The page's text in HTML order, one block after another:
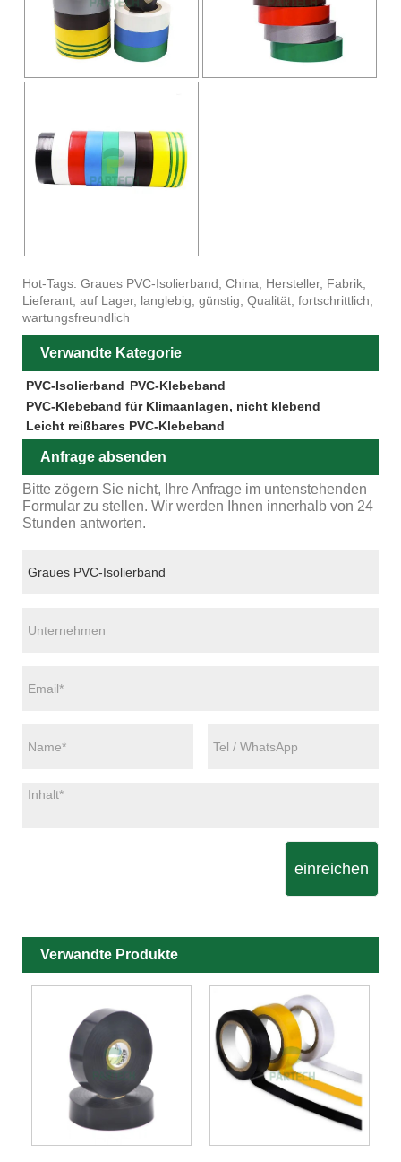
Hot-Tags: Graues PVC-Isolierband, China, Hersteller, Fabrik,
Lieferant, auf Lager, langlebig, günstig, Qualität, fortschrittlich,
wartungsfreundlich
Verwandte Kategorie
PVC-Isolierband PVC-Klebeband
PVC-Klebeband für Klimaanlagen, nicht klebend
Leicht reißbares PVC-Klebeband
Anfrage absenden
Bitte zögern Sie nicht, Ihre Anfrage im untenstehenden
Formular zu stellen. Wir werden Ihnen innerhalb von 24
Stunden antworten.
einreichen
Verwandte Produkte